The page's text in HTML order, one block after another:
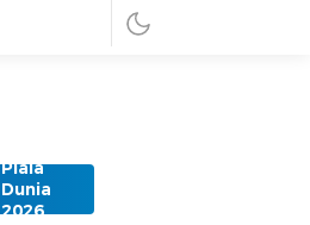
Piala
Dunia
2026